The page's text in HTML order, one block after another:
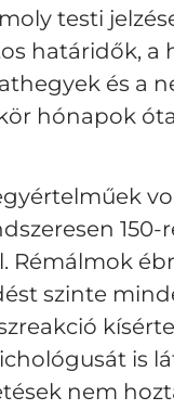
testi
határidők, a
és a
hónapok
150-
Rémálmok
szinte
is
nem